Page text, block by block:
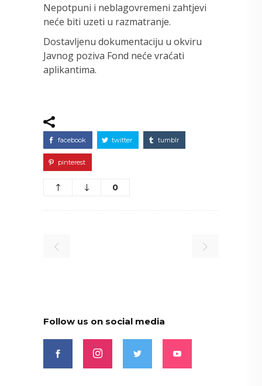
Nepotpuni i neblagovremeni zahtjevi
neće biti uzeti u razmatranje.
Dostavljenu dokumentaciju u okviru
Javnog poziva Fond neće vraćati
aplikantima.
facebook twitter tumblr
pinterest
0
Follow us on social media